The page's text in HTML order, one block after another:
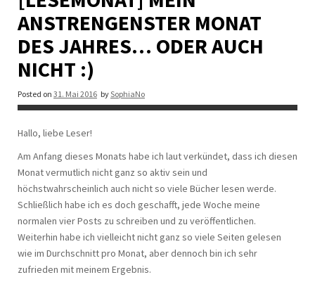
ANSTRENGENSTER MONAT
DES JAHRES… ODER AUCH
NICHT :)
Posted on 31. Mai 2016 bySophiaNo
Hallo, liebe Leser!
Am Anfang dieses Monats habe ich laut verkündet, dass ich diesen
Monat vermutlich nicht ganz so aktiv sein und
höchstwahrscheinlich auch nicht so viele Bücher lesen werde.
Schließlich habe ich es doch geschafft, jede Woche meine
normalen vier Posts zu schreiben und zu veröffentlichen.
Weiterhin habe ich vielleicht nicht ganz so viele Seiten gelesen
wie im Durchschnitt pro Monat, aber dennoch bin ich sehr
zufrieden mit meinem Ergebnis.